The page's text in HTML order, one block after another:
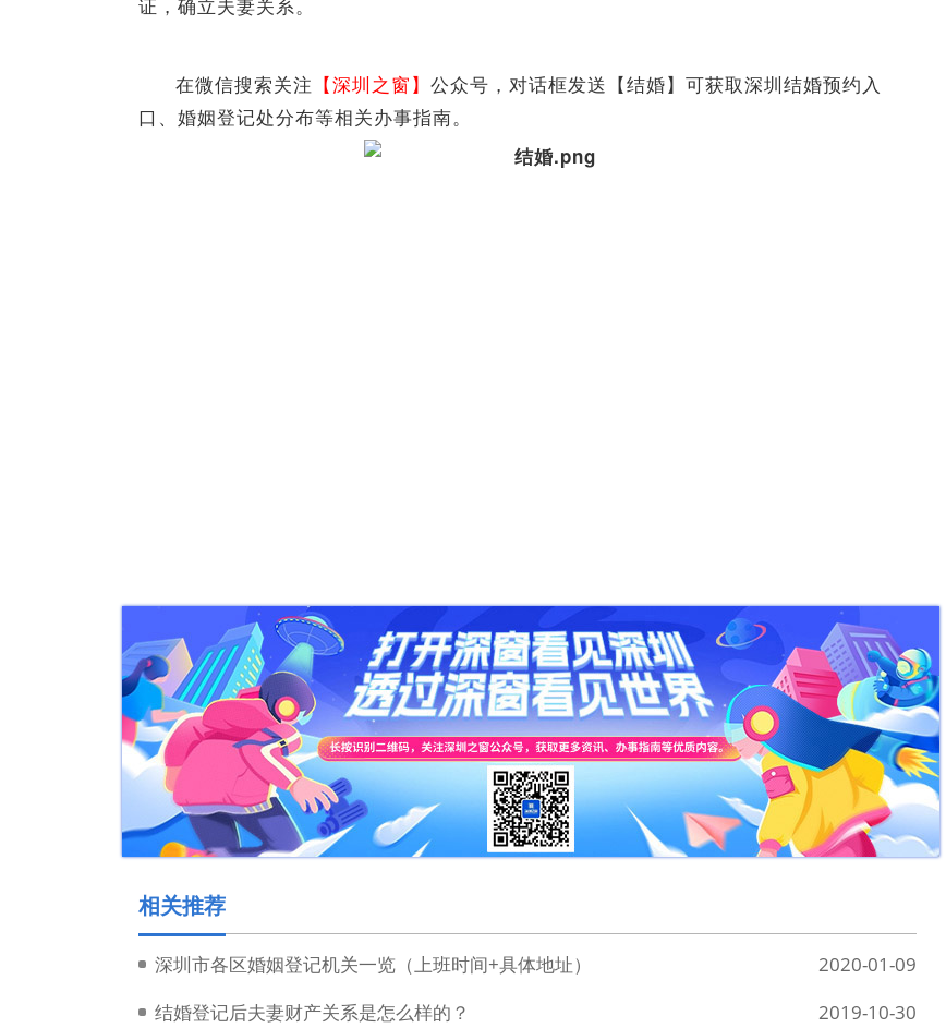
在微信搜索关注 【深圳之窗】 公众号，对话框发送【结婚】可获取深圳结婚预约入
口、婚姻登记处分布等相关办事指南。
相关推荐
深圳市各区婚姻登记机关一览（上班时间+具体地址）
2020-01-09
结婚登记后夫妻财产关系是怎么样的？
2019-10-30